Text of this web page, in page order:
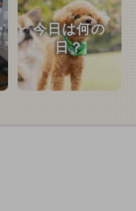
今日は何の
日？